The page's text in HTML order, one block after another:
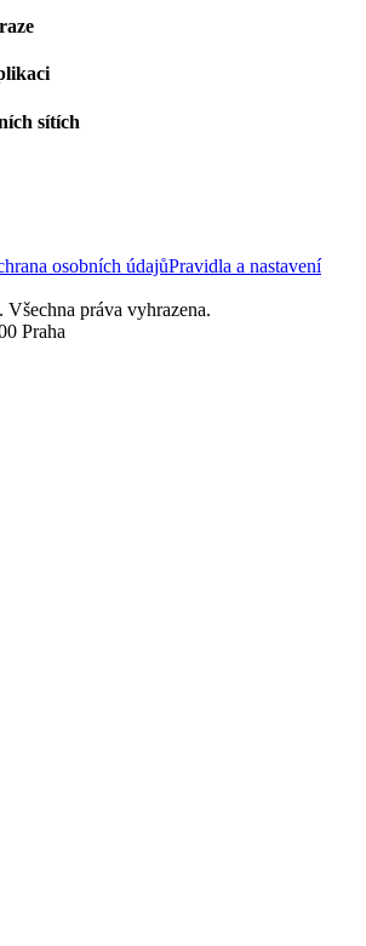
sítích
osobních údajůPravidla a nastavení
práva vyhrazena.
Praha